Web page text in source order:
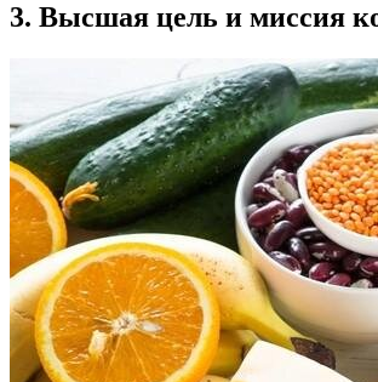
3. Высшая цель и миссия